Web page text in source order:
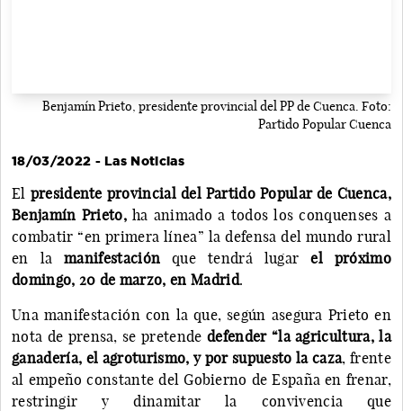
Benjamín Prieto, presidente provincial del PP de Cuenca. Foto:
Partido Popular Cuenca
18/03/2022 - Las Noticias
El presidente provincial del Partido Popular de Cuenca,
Benjamín Prieto,ha animado a todos los conquenses a
combatir “en primera línea” la defensa del mundo rural
en lamanifestaciónque tendrá lugarel próximo
domingo, 20 de marzo, en Madrid.
Una manifestación con la que, según asegura Prieto en
nota de prensa, se pretende defender “la agricultura, la
ganadería, el agroturismo, y por supuesto la caza, frente
al empeño constante del Gobierno de España en frenar,
restringir y dinamitar la convivencia que